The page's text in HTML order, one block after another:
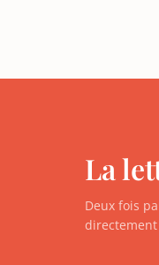
La
Deux fois